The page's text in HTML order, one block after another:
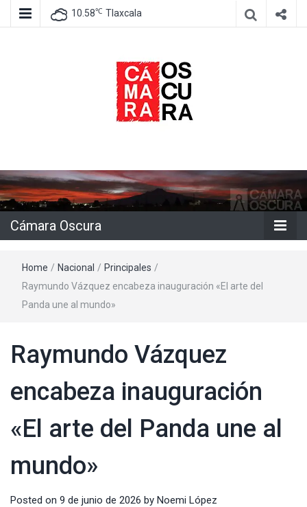
10.58℃ Tlaxcala
Cámara
Oscura
Cámara Oscura
Home / Nacional / Principales /
Raymundo Vázquez encabeza inauguración «El arte del
Panda une al mundo»
Raymundo Vázquez
encabeza inauguración
«El arte del Panda une al
mundo»
Posted on 9 de junio de 2026 by Noemi López